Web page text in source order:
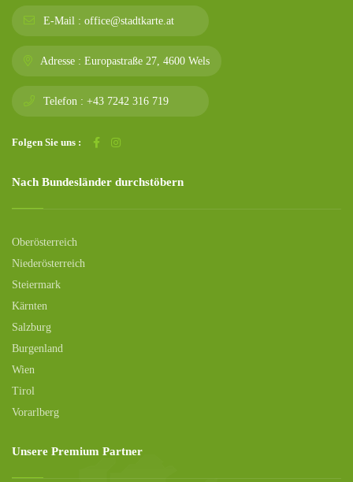
E-Mail : office@stadtkarte.at
Adresse : Europastraße 27, 4600 Wels
Telefon : +43 7242 316 719
Folgen Sie uns :
Nach Bundesländer durchstöbern
Oberösterreich
Niederösterreich
Steiermark
Kärnten
Salzburg
Burgenland
Wien
Tirol
Vorarlberg
Unsere Premium Partner